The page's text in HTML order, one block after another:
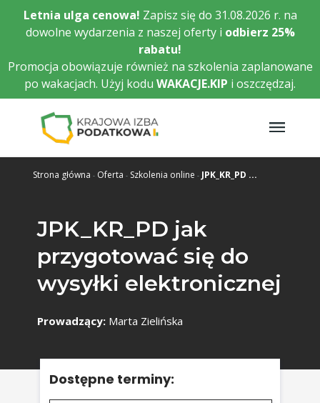
Przejdź
treści
Letnia ulga cenowa! Zapisz się do 31.08.2026 r. na
dowolne wydarzenia z naszej oferty i odbierz 25%
rabatu!
Promocja obowiązuje również na szkolenia zaplanowane
po wakacjach. Użyj kodu WAKACJE.KIP i oszczędzaj.
Strona główna Oferta Szkolenia online JPK_KR_PD ...
JPK_KR_PD jak
przygotować się do
wysyłki elektronicznej
Prowadzący: Marta Zielińska
Dostępne terminy: